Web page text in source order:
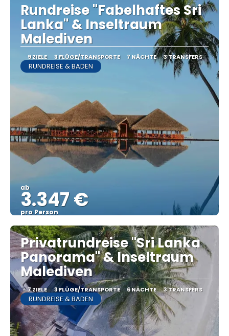
Rundreise "Fabelhaftes Sri
Lanka" & Inseltraum
Malediven
9 ZIELE 3 FLÜGE/TRANSPORTE 7 NÄCHTE 3 TRANSFERS
RUNDREISE & BADEN
ab
3.347 €
pro Person
Sehen
Privatrundreise "Sri Lanka
Panorama" & Inseltraum
Malediven
7 ZIELE 3 FLÜGE/TRANSPORTE 6 NÄCHTE 3 TRANSFERS
RUNDREISE & BADEN